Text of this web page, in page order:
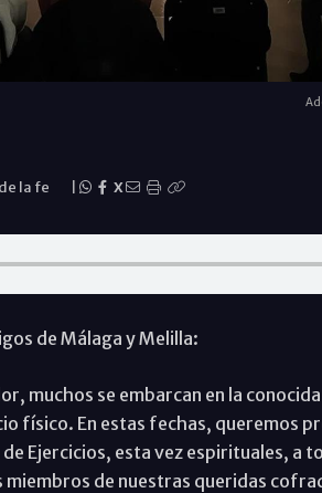
la fe X
de Málaga y Melilla:
muchos se embarcan en la
físico. En estas fechas, queremos
Ejercicios, esta vez espirituales, a
de nuestras queridas